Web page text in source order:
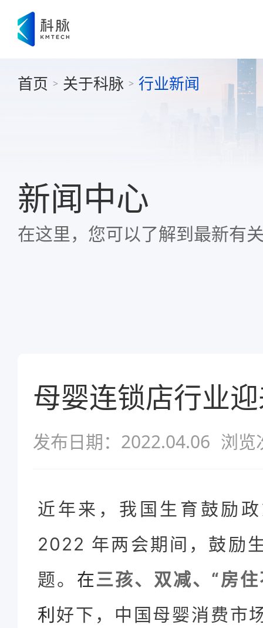
首页 > 关于科脉 > 行业新闻
新闻中心
在这里，您可以了解到最新有
母婴连锁店行业
发布日期：2022.04.06 浏览
近年来，我国生育鼓励
2022 年两会期间，鼓励
题。 在三孩、双减、“房
利 好下，中国母婴消费市